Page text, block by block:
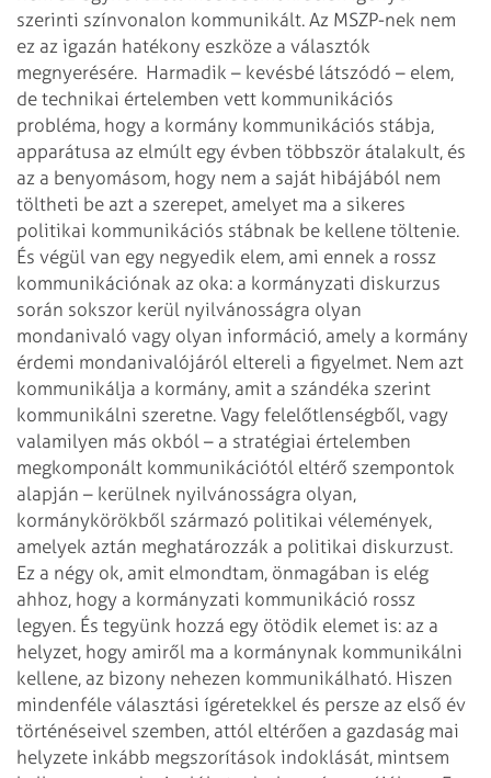
szerinti színvonalon kommunikált. Az MSZP-nek nem
ez az igazán hatékony eszköze a választók
megnyerésére. Harmadik – kevésbé látszódó – elem,
de technikai értelemben vett kommunikációs
probléma, hogy a kormány kommunikációs stábja,
apparátusa az elmúlt egy évben többször átalakult, és
az a benyomásom, hogy nem a saját hibájából nem
töltheti be azt a szerepet, amelyet ma a sikeres
politikai kommunikációs stábnak be kellene töltenie.
És végül van egy negyedik elem, ami ennek a rossz
kommunikációnak az oka: a kormányzati diskurzus
során sokszor kerül nyilvánosságra olyan
mondanivaló vagy olyan információ, amely a kormány
érdemi mondanivalójáról eltereli a figyelmet. Nem azt
kommunikálja a kormány, amit a szándéka szerint
kommunikálni szeretne. Vagy felelőtlenségből, vagy
valamilyen más okból – a stratégiai értelemben
megkomponált kommunikációtól eltérő szempontok
alapján – kerülnek nyilvánosságra olyan,
kormánykörökből származó politikai vélemények,
amelyek aztán meghatározzák a politikai diskurzust.
Ez a négy ok, amit elmondtam, önmagában is elég
ahhoz, hogy a kormányzati kommunikáció rossz
legyen. És tegyünk hozzá egy ötödik elemet is: az a
helyzet, hogy amiről ma a kormánynak kommunikálni
kellene, az bizony nehezen kommunikálható. Hiszen
mindenféle választási ígéretekkel és persze az első év
történéseivel szemben, attól eltérően a gazdaság mai
helyzete inkább megszorítások indoklását, mintsem